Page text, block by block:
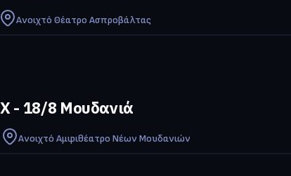
Ανοιχτό Θέατρο Ασπροβάλτας
- 18/8 Μουδανιά
Ανοιχτό Αμφιθέατρο Νέων Μουδανιών